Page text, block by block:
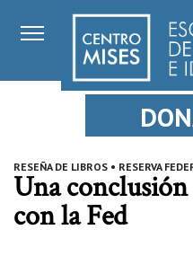
RESEÑA DE LIBROS • RESERVA
Una
con la Fed